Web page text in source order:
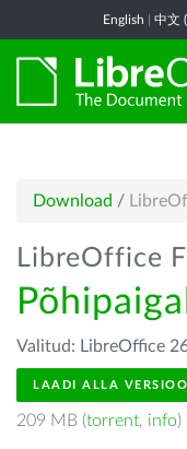
English 中文
Download /
LibreOffice
Valitud: LibreOffice
LAADI ALLA
209 MB (torrent, info)